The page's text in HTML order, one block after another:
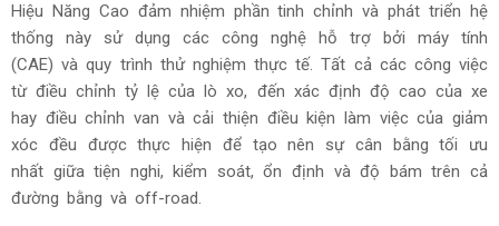
Hiệu Năng Cao đảm nhiệm phần tinh chỉnh và phát triển hệ
thống này sử dụng các công nghệ hỗ trợ bởi máy tính
(CAE) và quy trình thử nghiệm thực tế. Tất cả các công việc
từ điều chỉnh tỷ lệ của lò xo, đến xác định độ cao của xe
hay điều chỉnh van và cải thiện điều kiện làm việc của giảm
xóc đều được thực hiện để tạo nên sự cân bằng tối ưu
nhất giữa tiện nghi, kiểm soát, ổn định và độ bám trên cả
đường bằng và off-road.